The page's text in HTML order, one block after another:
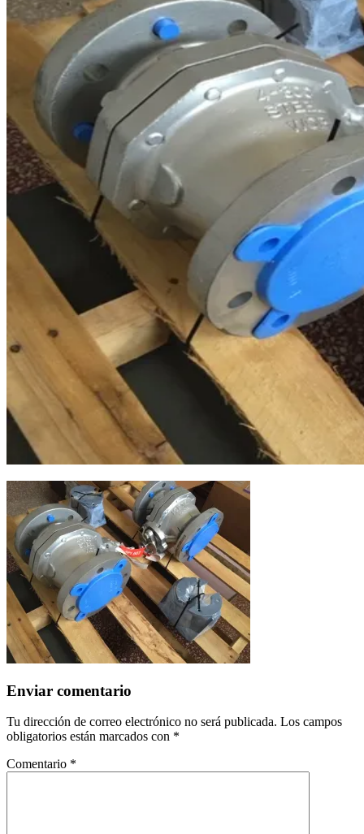
Enviar comentario
Tu dirección de correo electrónico no será publicada. Los campos
obligatorios están marcados con *
Comentario *